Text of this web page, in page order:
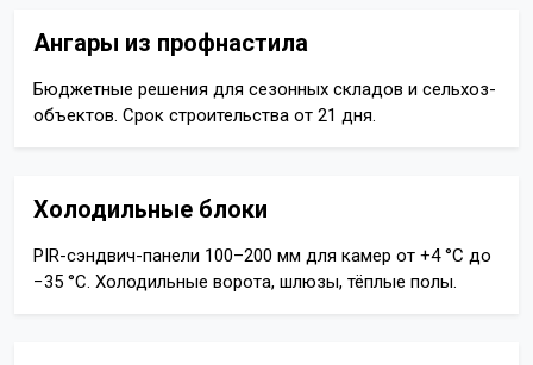
Ангары из профнастила
Бюджетные решения для сезонных складов и сельхоз-
объектов. Срок строительства от 21 дня.
Холодильные блоки
PIR-сэндвич-панели 100–200 мм для камер от +4 °C до
−35 °C. Холодильные ворота, шлюзы, тёплые полы.